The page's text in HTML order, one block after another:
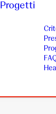
Progetti